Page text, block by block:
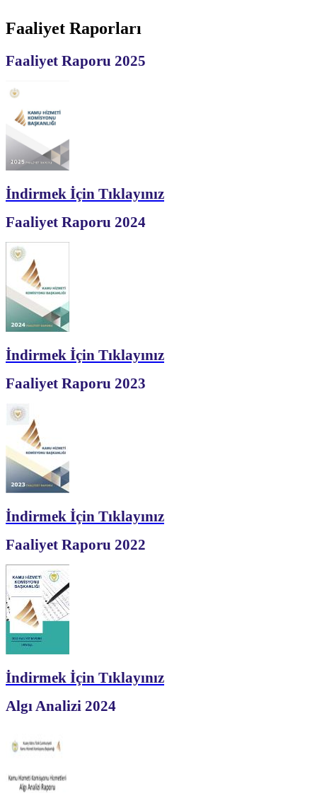
Faaliyet Raporları
Faaliyet Raporu 2025
İndirmek İçin Tıklayınız
Faaliyet Raporu 2024
İndirmek İçin Tıklayınız
Faaliyet Raporu 2023
İndirmek İçin Tıklayınız
Faaliyet Raporu 2022
İndirmek İçin Tıklayınız
Algı Analizi 2024